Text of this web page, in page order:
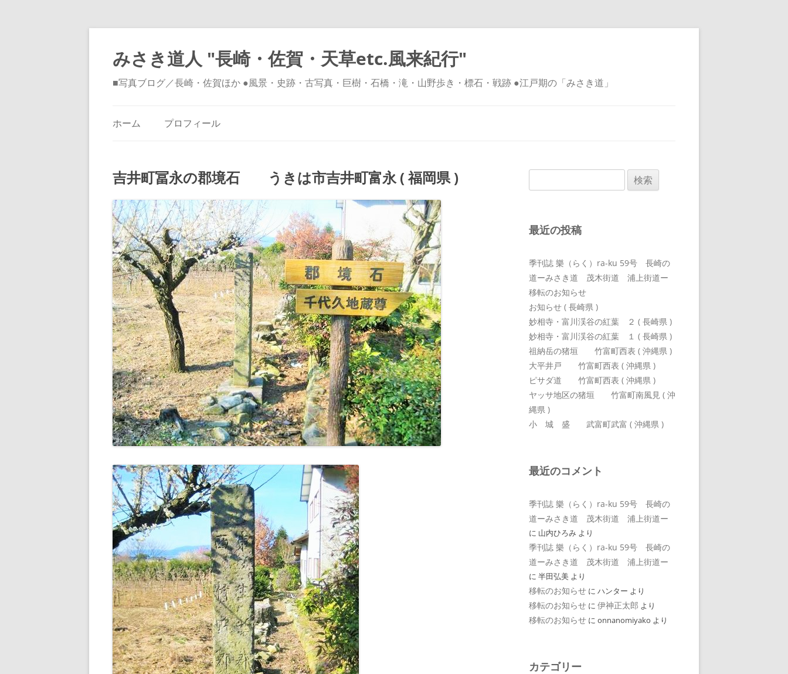
みさき道人 "長崎・佐賀・天草etc.風来紀行"
■写真ブログ／長崎・佐賀ほか ●風景・史跡・古写真・巨樹・石橋・滝・山野歩き・標石・戦跡 ●江戸期の「みさき道」
ッ
プ
ホーム プロフィール
吉井町冨永の郡境石 うきは市吉井町富永 ( 福岡県 )
索:
最近の投稿
季刊誌 樂（らく）ra-ku 59号 長崎の
道ーみさき道 茂木街道 浦上街道ー
移転のお知らせ
お知らせ ( 長崎県 )
妙相寺・富川渓谷の紅葉 ２ ( 長崎県 )
妙相寺・富川渓谷の紅葉 １ ( 長崎県 )
祖納岳の猪垣 竹富町西表 ( 沖縄県 )
大平井戸 竹富町西表 ( 沖縄県 )
ピサダ道 竹富町西表 ( 沖縄県 )
ヤッサ地区の猪垣 竹富町南風見 ( 沖
縄県 )
小 城 盛 武富町武富 ( 沖縄県 )
最近のコメント
季刊誌 樂（らく）ra-ku 59号 長崎の
道ーみさき道 茂木街道 浦上街道ー
に 山内ひろみ より
季刊誌 樂（らく）ra-ku 59号 長崎の
道ーみさき道 茂木街道 浦上街道ー
に 半田弘美 より
移転のお知らせ に ハンター より
移転のお知らせ に 伊神正太郎 より
移転のお知らせ に onnanomiyako より
カテゴリー